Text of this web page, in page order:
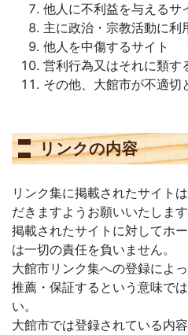
他人に不利益を与えるサ
主に政治・宗教活動に利
他人を中傷するサイト
営利行為又はそれに類す
その他、大館市が不適切
リンクの内容
リンク集に掲載されたサイト
だきますようお願いいたします
掲載されたサイトに対してホ
は一切の責任を負いません。
大館市リンク集への登録によ
推薦・保証するという意味で
い。
大館市では登録されている内